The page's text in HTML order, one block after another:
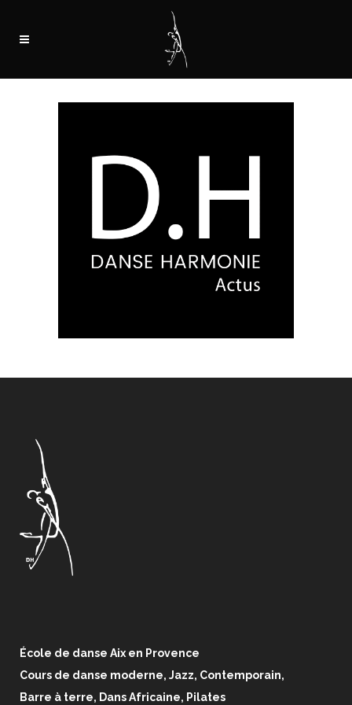
École de danse Aix en Provence
Cours de danse moderne, Jazz, Contemporain,
Barre à terre, Dans Africaine, Pilates